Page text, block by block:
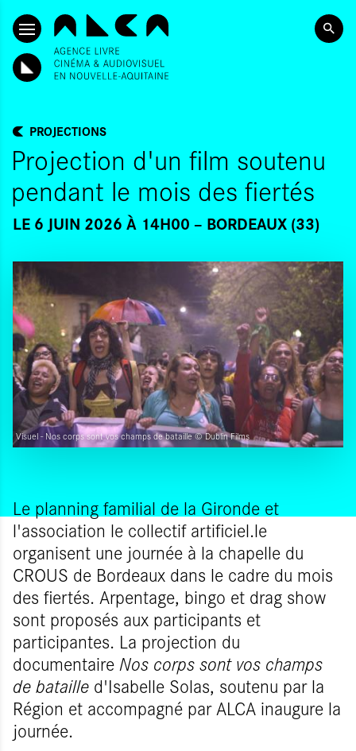
ALLER AU CONTENU PRINCIPAL
PROJECTIONS
Projection d'un film soutenu
pendant le mois des fiertés
LE 6 JUIN 2026 À 14H00 BORDEAUX (33)
Visuel - Nos corps sont vos champs de bataille © Dublin Films
Le planning familial de la Gironde et
l'association le collectif artificiel.le
organisent une journée à la chapelle du
CROUS de Bordeaux dans le cadre du mois
des fiertés. Arpentage, bingo et drag show
sont proposés aux participants et
participantes. La projection du
documentaire Nos corps sont vos champs
de bataille d'Isabelle Solas, soutenu par la
Région et accompagné par ALCA inaugure la
journée.